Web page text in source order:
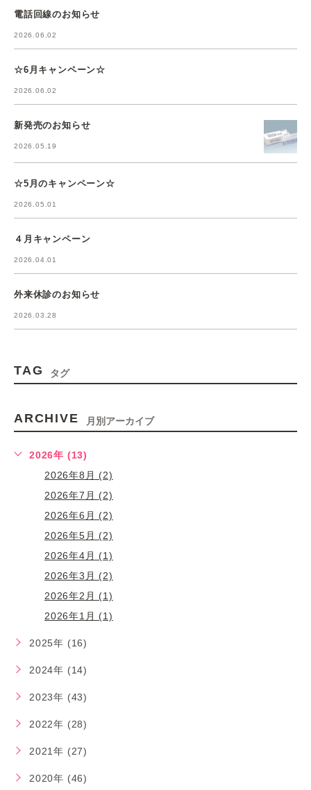
電話回線のお知らせ
2026.06.02
☆6月キャンペーン☆
2026.06.02
新発売のお知らせ
2026.05.19
☆5月のキャンペーン☆
2026.05.01
４月キャンペーン
2026.04.01
外来休診のお知らせ
2026.03.28
TAG タグ
ARCHIVE 月別アーカイブ
2026年 (13)
2026年8月 (2)
2026年7月 (2)
2026年6月 (2)
2026年5月 (2)
2026年4月 (1)
2026年3月 (2)
2026年2月 (1)
2026年1月 (1)
2025年 (16)
2024年 (14)
2023年 (43)
2022年 (28)
2021年 (27)
2020年 (46)